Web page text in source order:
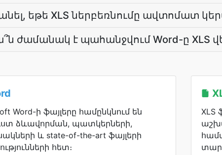
անել, եթե XLS ներբեռնումը ավտոմատ
ժամանակ է պահանջվում Word-ը XLS
Word-ի ֆայլերը համընկնում են
ձևավորման, պատկերների,
և state-of-the-art ֆայլերի
հետ։
XLS